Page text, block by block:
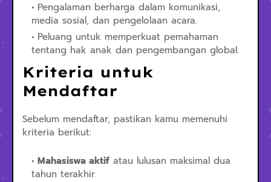
Pengalaman berharga dalam komunikasi,
media sosial, dan pengelolaan acara.
Peluang untuk memperkuat pemahaman
tentang hak anak dan pengembangan global.
Kriteria untuk
Mendaftar
Sebelum mendaftar, pastikan kamu memenuhi
kriteria berikut:
Mahasiswa aktif atau lulusan maksimal dua
tahun terakhir.